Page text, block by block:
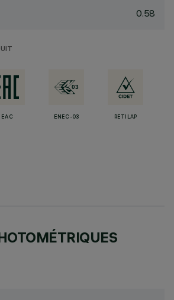
0.58
EAC ENEC-03 RETILAP